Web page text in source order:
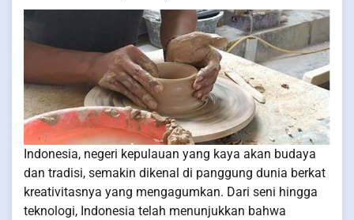
Indonesia, negeri kepulauan yang kaya akan budaya
dan tradisi, semakin dikenal di panggung dunia berkat
kreativitasnya yang mengagumkan. Dari seni hingga
teknologi, Indonesia telah menunjukkan bahwa